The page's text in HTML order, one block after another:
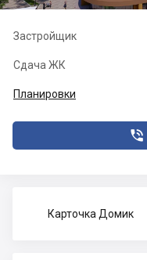
Застройщик
Сдача ЖК
Планировки

Карточка Домик